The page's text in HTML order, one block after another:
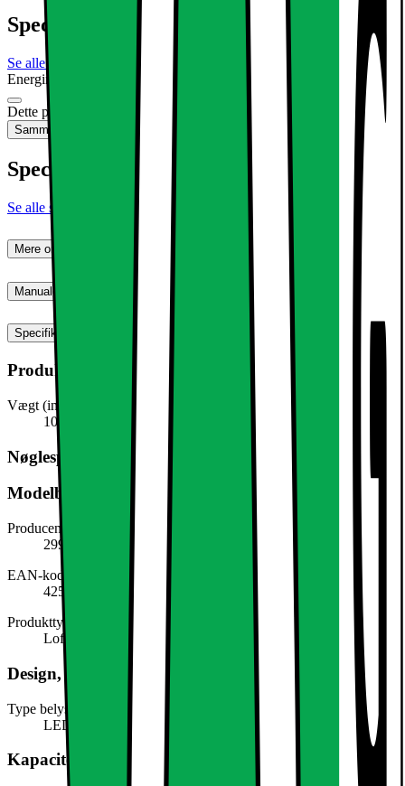
Specifikationer
Se alle specifikationer
Energimærkning
Produktdatablad
Dette produkt er ikke tilgængeligt
Sammenlign
Specifikationer
Se alle specifikationer
Mere om produktet
Manualer, downloads, garanti og support
Specifikationer
Produktmål
Vægt (inkl. emballage)
100,0 g
Nøglespecifikation
Modelbeskrivelse
Producentens varenummer
299041539
EAN-kode
4251171837780
Produkttype
Loftslampe
Design, form og placering
Type belysning
LED
Kapacitet, forbrug og strøm